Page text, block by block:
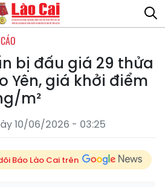
bị đấu giá 29 thửa
Yên, giá khởi điểm
m²
10/06/2026 - 03:25
Báo Lào Cai trên